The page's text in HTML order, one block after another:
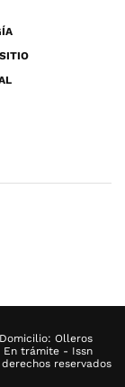
Olleros
En trámite - Issn
reservados